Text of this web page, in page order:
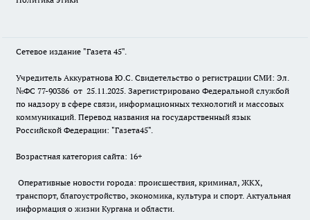
Сетевое издание "Газета 45".
Учредитель Аккуратнова Ю.С. Свидетельство о регистрации СМИ: Эл.
№ФС 77-90386 от 25.11.2025. Зарегистрировано Федеральной службой
по надзору в сфере связи, информационных технологий и массовых
коммуникаций. Перевод названия на государственный язык
Российской Федерации: "Газета45".
Возрастная категория сайта: 16+
Оперативные новости города: происшествия, криминал, ЖКХ,
транспорт, благоустройство, экономика, культура и спорт. Актуальная
информация о жизни Кургана и области.